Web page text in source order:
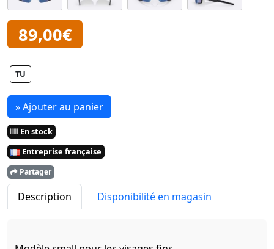
89,00€
TU
» Ajouter au panier
En stock
Entreprise française
Partager
Description Disponibilité en magasin